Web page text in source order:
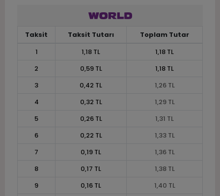
Taksit Taksit Tutarı
Toplam Tutar
1
1,18 TL
1,18 TL
2
0,59 TL
1,18 TL
3
0,42 TL
1,26 TL
4
0,32 TL
1,29 TL
5
0,26 TL
1,31 TL
6
0,22 TL
1,33 TL
7
0,19 TL
1,36 TL
8
0,17 TL
1,38 TL
9
0,16 TL
1,40 TL